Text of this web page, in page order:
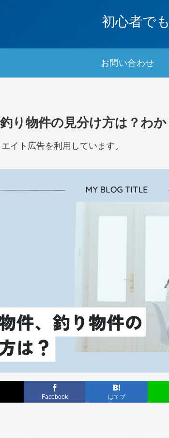
初心者で
お問い合わせ
り物件の見分け方は？わ
イト広告を利用しています。
Facebook はてブ